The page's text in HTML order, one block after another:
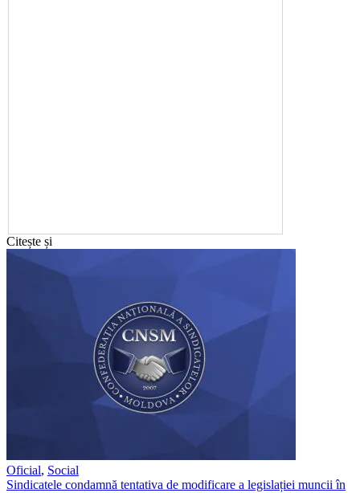
Citește și
Oficial, Social
Sindicatele condamnă tentativa de modificare a legislației muncii în